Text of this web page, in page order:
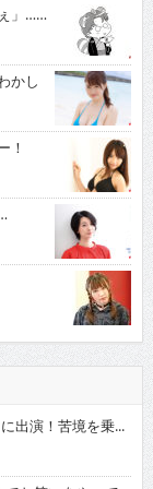
」……
かし
！
出演！苦境を乗...